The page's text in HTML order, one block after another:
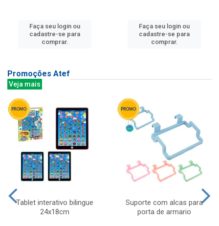
Faça seu login ou
cadastre-se para
comprar.
Faça seu login ou
cadastre-se para
comprar.
Promoções Atef
Veja mais
Tablet interativo bilingue
24x18cm
Suporte com alcas para
porta de armario